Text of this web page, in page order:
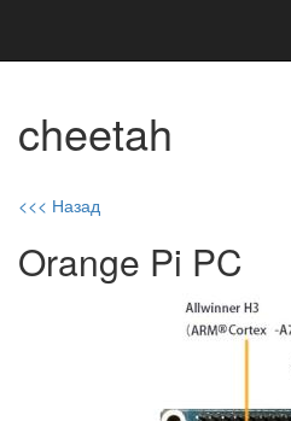
cheetah
<<< Назад
Orange Pi PC